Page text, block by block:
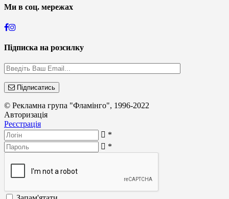
Ми в соц. мережах
Підписка на розсилку
Підписатись
© Рекламна група "Фламінго", 1996-2022
Авторизація
Реєстрація
*
*